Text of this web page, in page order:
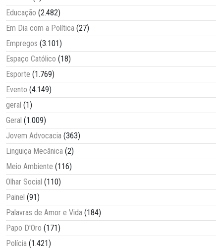
Educação (2.482)
Em Dia com a Política (27)
Empregos (3.101)
Espaço Católico (18)
Esporte (1.769)
Evento (4.149)
geral (1)
Geral (1.009)
Jovem Advocacia (363)
Linguiça Mecânica (2)
Meio Ambiente (116)
Olhar Social (110)
Painel (91)
Palavras de Amor e Vida (184)
Papo D'Oro (171)
Polícia (1.421)